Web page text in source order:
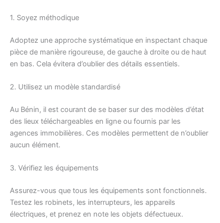
1. Soyez méthodique
Adoptez une approche systématique en inspectant chaque
pièce de manière rigoureuse, de gauche à droite ou de haut
en bas. Cela évitera d’oublier des détails essentiels.
2. Utilisez un modèle standardisé
Au Bénin, il est courant de se baser sur des modèles d’état
des lieux téléchargeables en ligne ou fournis par les
agences immobilières. Ces modèles permettent de n’oublier
aucun élément.
3. Vérifiez les équipements
Assurez-vous que tous les équipements sont fonctionnels.
Testez les robinets, les interrupteurs, les appareils
électriques, et prenez en note les objets défectueux.